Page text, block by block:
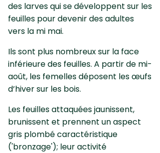
des larves qui se développent sur les
feuilles pour devenir des adultes
vers la mi mai.
Ils sont plus nombreux sur la face
inférieure des feuilles. A partir de mi-
août, les femelles déposent les œufs
d’hiver sur les bois.
Les feuilles attaquées jaunissent,
brunissent et prennent un aspect
gris plombé caractéristique
('bronzage'); leur activité